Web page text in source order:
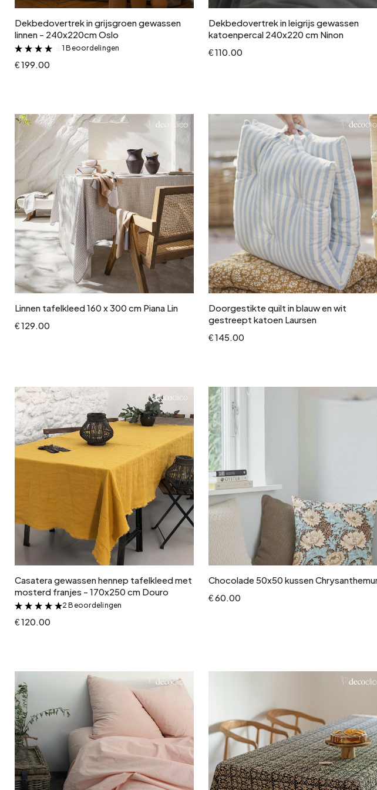
Dekbedovertrek in grijsgroen gewassen
linnen - 240x220cm Oslo
&
1 Beoordelingen
€ 199.00
Dekbedovertrek in leigrijs gewassen
katoenpercal 240x220 cm Ninon
€ 110.00
In winkelwagen
Linnen tafelkleed 160 x 300 cm Piana Lin
€ 129.00
In winkelwagen
Doorgestikte quilt in blauw en wit
gestreept katoen Laursen
€ 145.00
In winkelwagen
Casatera gewassen hennep tafelkleed met
mosterd franjes - 170x250 cm Douro
&
2 Beoordelingen
€ 120.00
In winkelwagen
Chocolade 50x50 kussen
€ 60.00